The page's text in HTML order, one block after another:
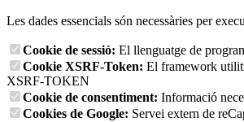
Les dades essencials són necessàries per
Cookie de sessió: El llenguatge de
Cookie XSRF-Token: El framework
XSRF-TOKEN
Cookie de consentiment: Informació
Cookies de Google: Servei extern de